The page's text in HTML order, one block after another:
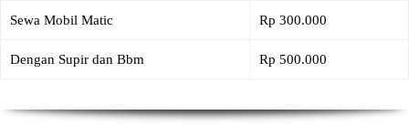
Sewa Mobil Matic Rp 300.000
Dengan Supir dan Bbm Rp 500.000